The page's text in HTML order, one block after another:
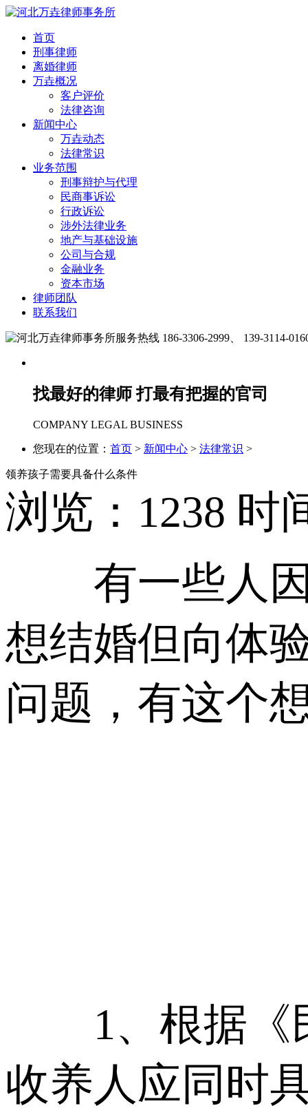
首页
刑事律师
离婚律师
万垚概况
客户评价
法律咨询
新闻中心
万垚动态
法律常识
业务范围
刑事辩护与代理
民商事诉讼
行政诉讼
涉外法律业务
地产与基础设施
公司与合规
金融业务
资本市场
律师团队
联系我们
186-3306-2999、 139-3114-
找最好的律师 打最有把握的官司
COMPANY LEGAL BUSINESS
您现在的位置： 首页 > 新闻中心 > 法律常识 >
领养孩子需要具备什么条件
浏览： 1238 时
有一些人因
想结婚但向体
问题，有这个
1、根据《民
收养人应同时